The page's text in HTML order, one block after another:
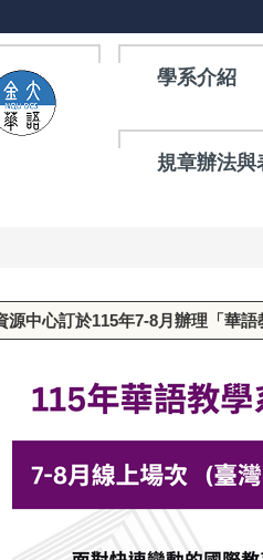
學系介紹
規章辦法與
源中心訂於115年7-8月辦理「華語